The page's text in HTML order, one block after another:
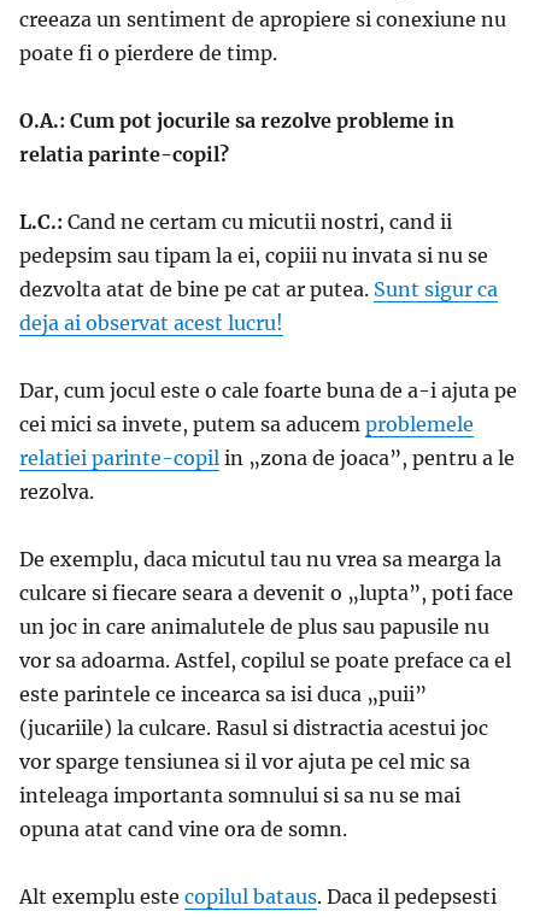
creeaza un sentiment de apropiere si conexiune nu
poate fi o pierdere de timp.
O.A.: Cum pot jocurile sa rezolve probleme in
relatia parinte-copil?
L.C.: Cand ne certam cu micutii nostri, cand ii
pedepsim sau tipam la ei, copiii nu invata si nu se
dezvolta atat de bine pe cat ar putea. Sunt sigur ca
deja ai observat acest lucru!
Dar, cum jocul este o cale foarte buna de a-i ajuta pe
cei mici sa invete, putem sa aducem problemele
relatiei parinte-copil in „zona de joaca”, pentru a le
rezolva.
De exemplu, daca micutul tau nu vrea sa mearga la
culcare si fiecare seara a devenit o „lupta”, poti face
un joc in care animalutele de plus sau papusile nu
vor sa adoarma. Astfel, copilul se poate preface ca el
este parintele ce incearca sa isi duca „puii”
(jucariile) la culcare. Rasul si distractia acestui joc
vor sparge tensiunea si il vor ajuta pe cel mic sa
inteleaga importanta somnului si sa nu se mai
opuna atat cand vine ora de somn.
Alt exemplu este copilul bataus. Daca il pedepsesti